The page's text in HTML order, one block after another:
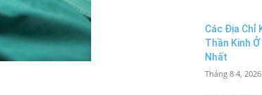
Các Địa Chỉ
Thần Kinh
Nhất
Tháng 8 4, 2026